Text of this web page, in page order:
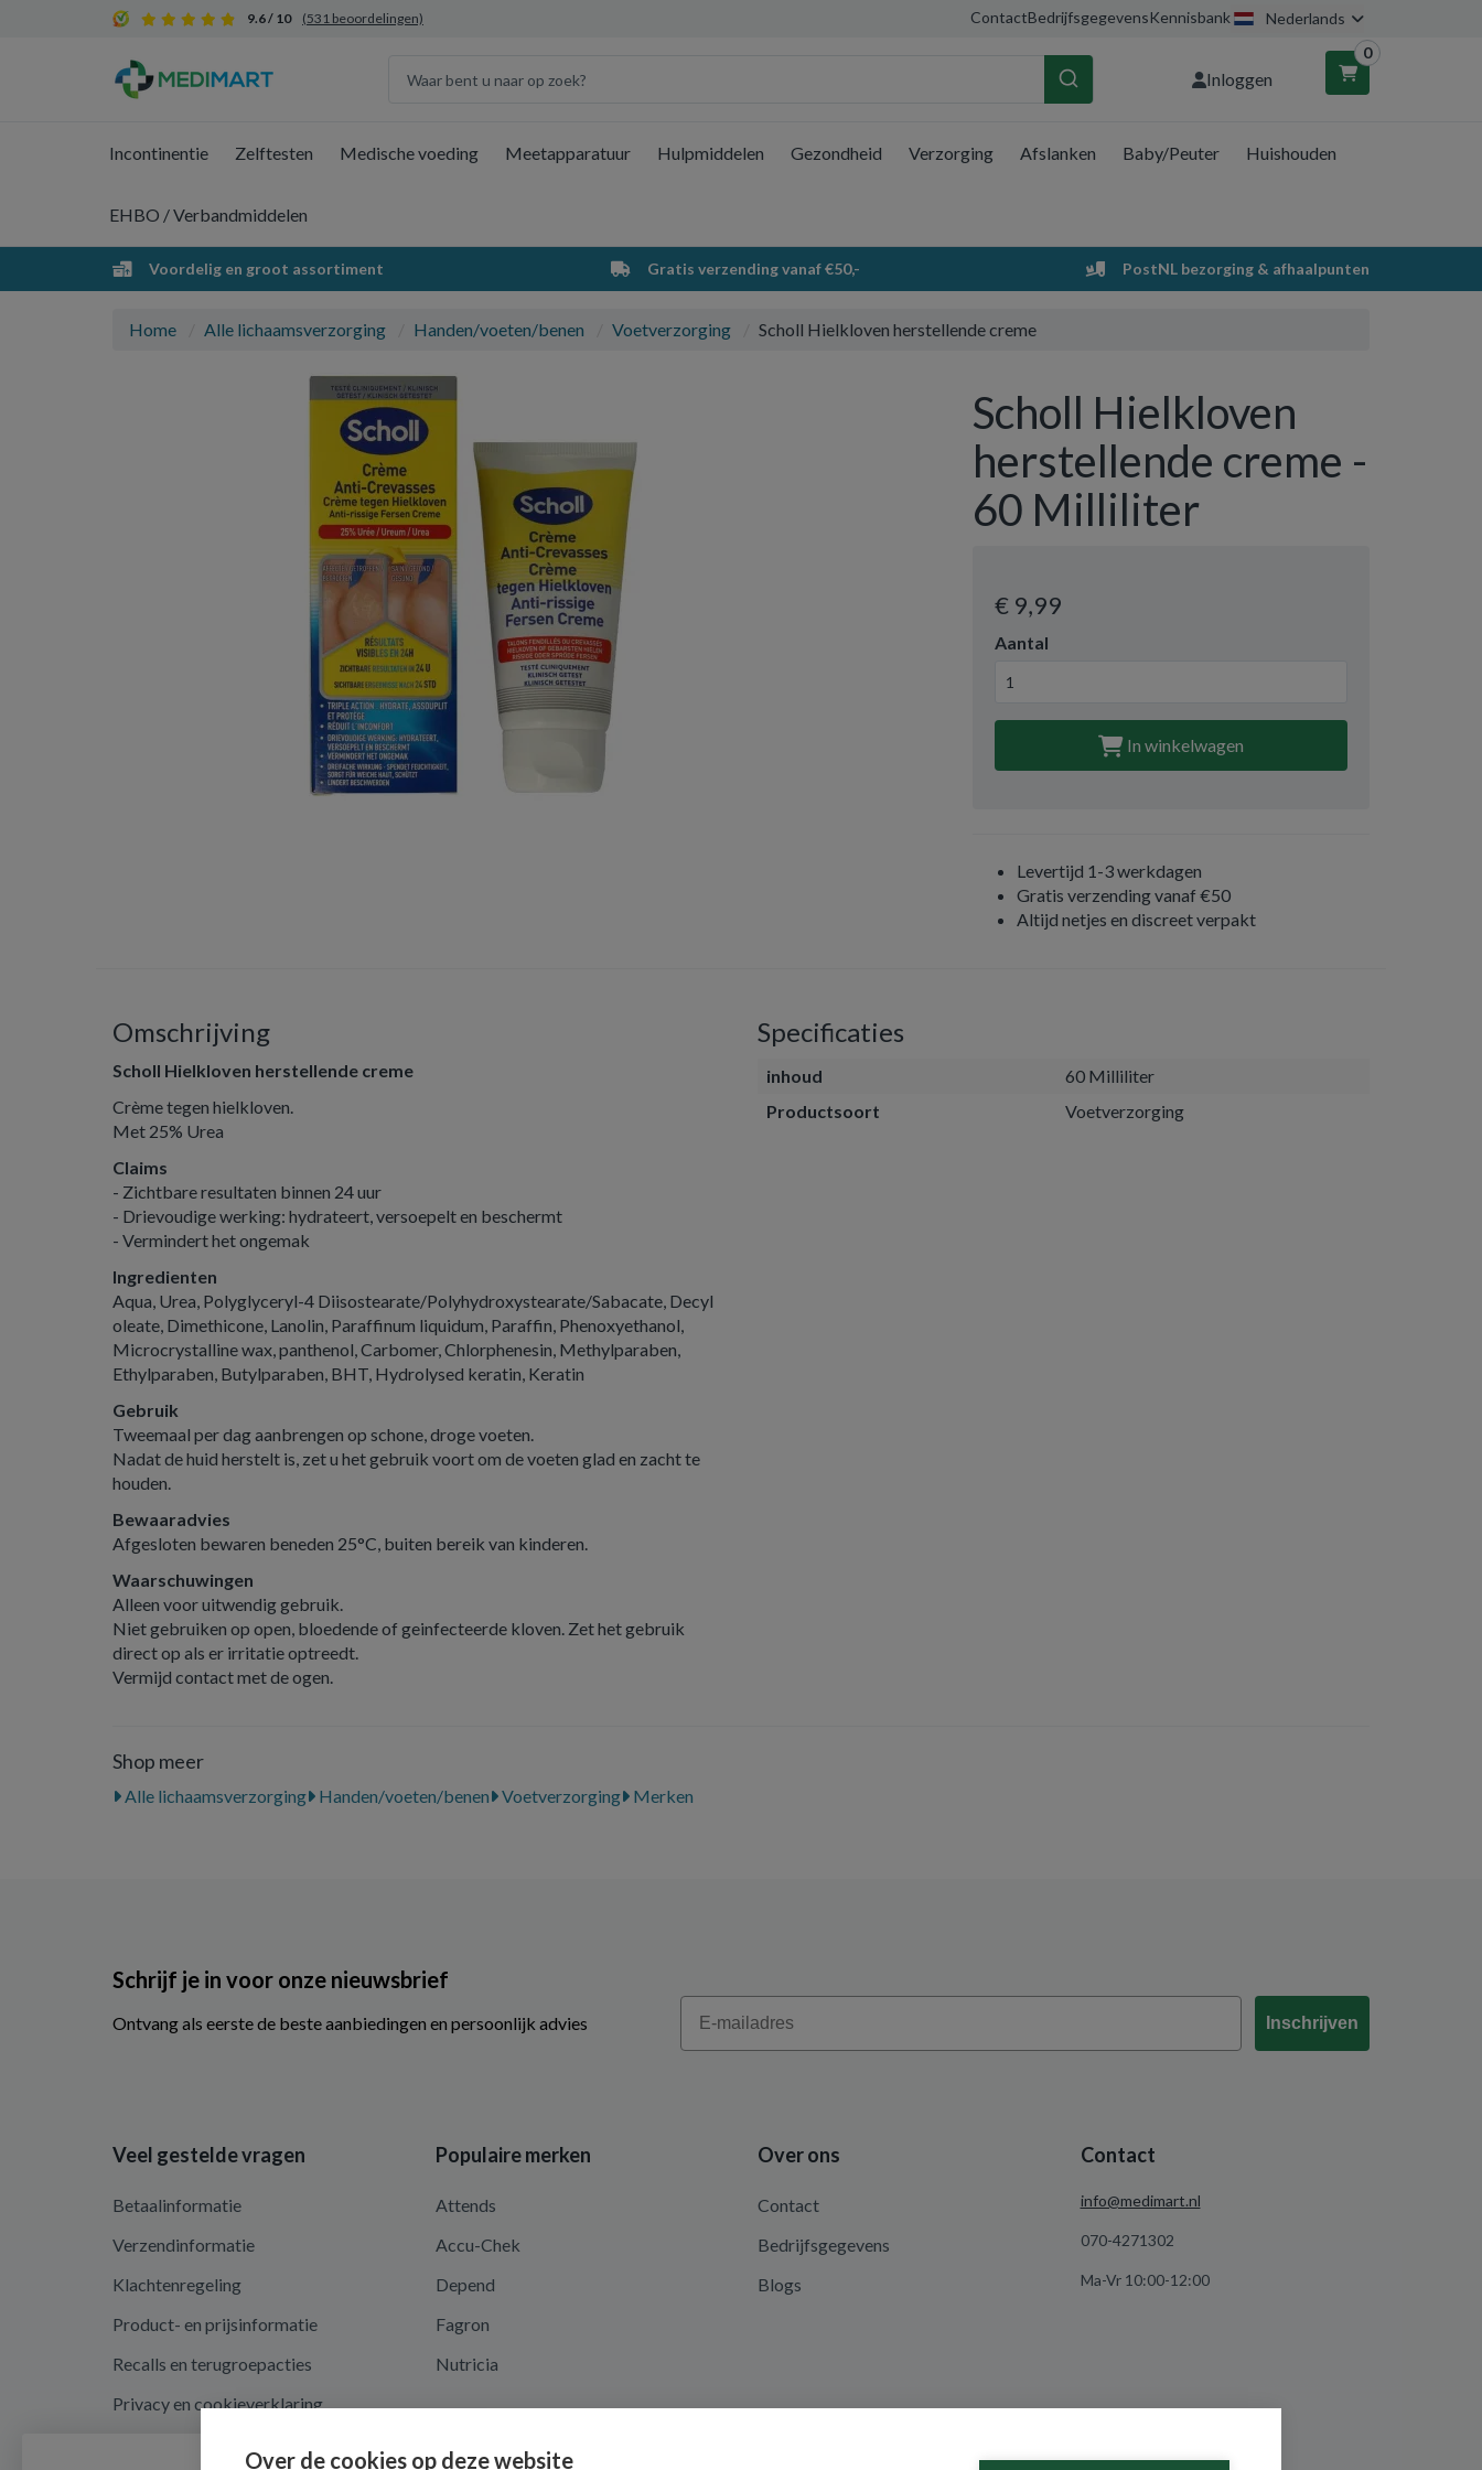
9.6 / 10 (531 beoordelingen) ContactBedrijfsgegevensKennisbank Nederlands
Inloggen
0
Winkelwagen
Uw winkelwagen is leeg.
Vul hem met producten.
Incontinentie Zelftesten Medische voeding Meetapparatuur Hulpmiddelen Gezondheid Verzorging Afslanken Baby/Peuter Huishouden
EHBO / Verbandmiddelen
Voordelig en groot assortiment Gratis verzending vanaf €50,- PostNL bezorging & afhaalpunten
Home Alle lichaamsverzorging Handen/voeten/benen Voetverzorging Scholl Hielkloven herstellende creme
Scholl Hielkloven
herstellende creme -
60 Milliliter
€ 9,99
Aantal
In winkelwagen
Levertijd 1-3 werkdagen
Gratis verzending vanaf €50
Altijd netjes en discreet verpakt
Omschrijving
Scholl Hielkloven herstellende creme
Crème tegen hielkloven.
Met 25% Urea
Claims
- Zichtbare resultaten binnen 24 uur
- Drievoudige werking: hydrateert, versoepelt en beschermt
- Vermindert het ongemak
Ingredienten
Aqua, Urea, Polyglyceryl-4 Diisostearate/Polyhydroxystearate/Sabacate, Decyl
oleate, Dimethicone, Lanolin, Paraffinum liquidum, Paraffin, Phenoxyethanol,
Microcrystalline wax, panthenol, Carbomer, Chlorphenesin, Methylparaben,
Ethylparaben, Butylparaben, BHT, Hydrolysed keratin, Keratin
Gebruik
Tweemaal per dag aanbrengen op schone, droge voeten.
Nadat de huid herstelt is, zet u het gebruik voort om de voeten glad en zacht te
houden.
Bewaaradvies
Afgesloten bewaren beneden 25°C, buiten bereik van kinderen.
Waarschuwingen
Alleen voor uitwendig gebruik.
Niet gebruiken op open, bloedende of geinfecteerde kloven. Zet het gebruik
direct op als er irritatie optreedt.
Vermijd contact met de ogen.
Specificaties
inhoud
60 Milliliter
Productsoort
Voetverzorging
Shop meer
Alle lichaamsverzorging Handen/voeten/benen Voetverzorging Merken
Schrijf je in voor onze nieuwsbrief
Ontvang als eerste de beste aanbiedingen en persoonlijk advies
Email
Inschrijven
Veel gestelde vragen
Betaalinformatie
Verzendinformatie
Klachtenregeling
Product- en prijsinformatie
Recalls en terugroepacties
Privacy en cookieverklaring
Populaire merken
Attends
Accu-Chek
Depend
Fagron
Nutricia
Over ons
Contact
Bedrijfsgegevens
Blogs
Contact
info@medimart.nl
070-4271302
Ma-Vr 10:00-12:00
Over de cookies op deze website